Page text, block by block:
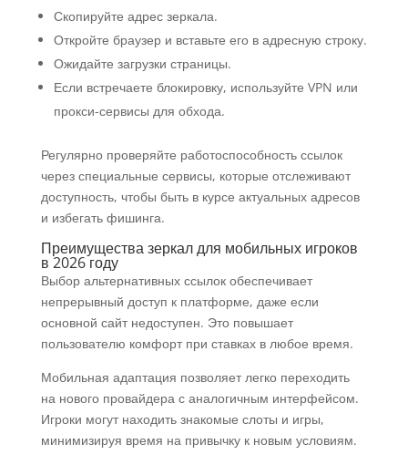
Скопируйте адрес зеркала.
Откройте браузер и вставьте его в адресную строку.
Ожидайте загрузки страницы.
Если встречаете блокировку, используйте VPN или
прокси-сервисы для обхода.
Регулярно проверяйте работоспособность ссылок
через специальные сервисы, которые отслеживают
доступность, чтобы быть в курсе актуальных адресов
и избегать фишинга.
Преимущества зеркал для мобильных игроков
в 2026 году
Выбор альтернативных ссылок обеспечивает
непрерывный доступ к платформе, даже если
основной сайт недоступен. Это повышает
пользователю комфорт при ставках в любое время.
Мобильная адаптация позволяет легко переходить
на нового провайдера с аналогичным интерфейсом.
Игроки могут находить знакомые слоты и игры,
минимизируя время на привычку к новым условиям.